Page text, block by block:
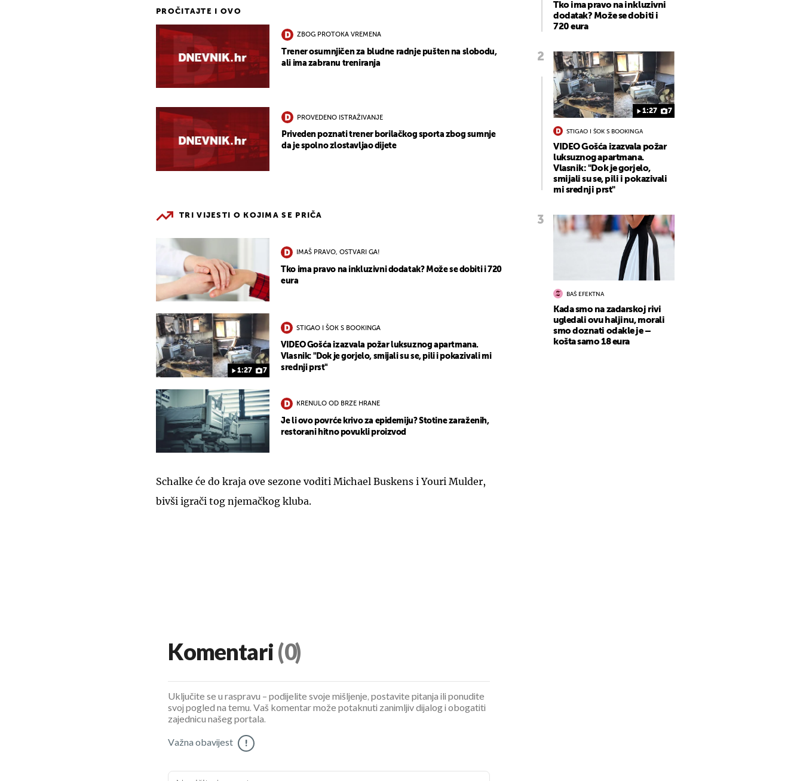
PROČITAJTE I OVO
ZBOG PROTOKA VREMENA
Trener osumnjičen za bludne radnje pušten na slobodu,
ali ima zabranu treniranja
PROVEDENO ISTRAŽIVANJE
Priveden poznati trener borilačkog sporta zbog sumnje
da je spolno zlostavljao dijete
TRI VIJESTI O KOJIMA SE PRIČA
IMAŠ PRAVO, OSTVARI GA!
Tko ima pravo na inkluzivni dodatak? Može se dobiti i 720
eura
1:27 7
STIGAO I ŠOK S BOOKINGA
VIDEO Gošća izazvala požar luksuznog apartmana.
Vlasnik: "Dok je gorjelo, smijali su se, pili i pokazivali mi
srednji prst"
KRENULO OD BRZE HRANE
Je li ovo povrće krivo za epidemiju? Stotine zaraženih,
restorani hitno povukli proizvod
Schalke će do kraja ove sezone voditi Michael Buskens i Youri Mulder,
bivši igrači tog njemačkog kluba.
Tko ima pravo na inkluzivni
dodatak? Može se dobiti i
720 eura
1:27 7
STIGAO I ŠOK S BOOKINGA
VIDEO Gošća izazvala požar
luksuznog apartmana.
Vlasnik: "Dok je gorjelo,
smijali su se, pili i pokazivali
mi srednji prst"
BAŠ EFEKTNA
Kada smo na zadarskoj rivi
ugledali ovu haljinu, morali
smo doznati odakle je –
košta samo 18 eura
Komentari (0)
Uključite se u raspravu – podijelite svoje mišljenje, postavite pitanja ili ponudite
svoj pogled na temu. Vaš komentar može potaknuti zanimljiv dijalog i obogatiti
zajednicu našeg portala.
Važna obavijest !